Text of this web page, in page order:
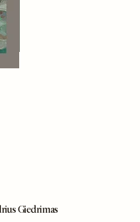
Giedrimas